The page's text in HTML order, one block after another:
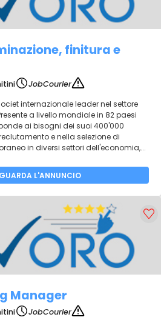
finitura e
JobCourier
internazionale leader nel settore
a livello mondiale in 82 paesi
ai bisogni dei suoi 400'000
e nella selezione di
in diversi settori dell'economia,...
GUARDA L'ANNUNCIO
Manager
JobCourier